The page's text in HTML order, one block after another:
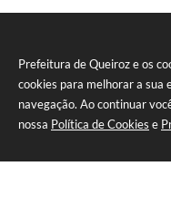
Prefeitura de Queiroz e os
cookies para melhorar a sua
navegação. Ao continuar
nossa Política de Cookies e